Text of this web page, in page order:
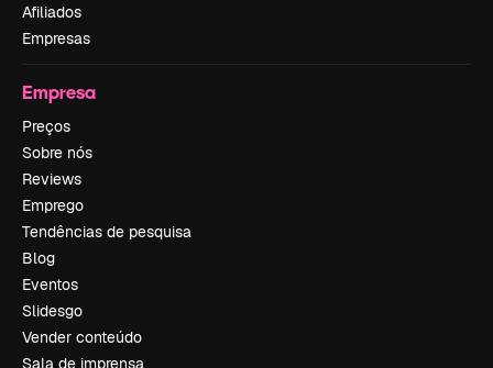
Afiliados
Empresas
Empresa
Preços
Sobre nós
Reviews
Emprego
Tendências de pesquisa
Blog
Eventos
Slidesgo
Vender conteúdo
Sala de imprensa